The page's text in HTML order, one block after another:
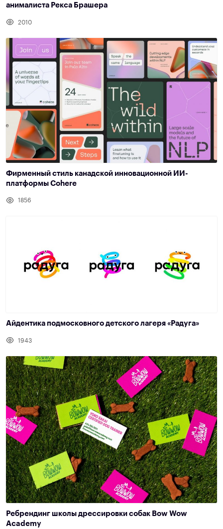
анималиста Рекса Брашера
2010
Фирменный стиль канадской инновационной ИИ-
платформы Cohere
1856
Айдентика подмосковного детского лагеря «Радуга»
1943
Ребрендинг школы дрессировки собак Bow Wow
Academy